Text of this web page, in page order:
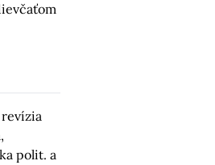
revízia
polit. a